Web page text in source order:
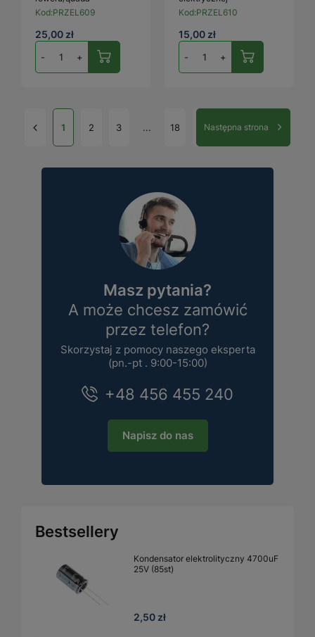
Kod:PRZEL609
25,00 zł
- +
Kod:PRZEL610
15,00 zł
- +
1 2 3 ... 18 Następna strona
Masz pytania?
A może chcesz zamówić
przez telefon?
Skorzystaj z pomocy naszego eksperta
(pn.-pt . 9:00-15:00)
+48 456 455 240
Napisz do nas
Bestsellery
Kondensator elektrolityczny 4700uF
25V (85st)
2,50 zł